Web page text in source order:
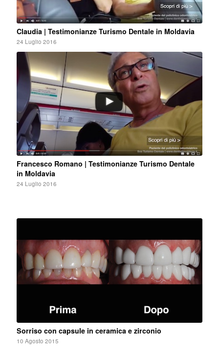
Claudia | Testimonianze Turismo Dentale in Moldavia
24 Luglio 2016
Francesco Romano | Testimonianze Turismo Dentale
in Moldavia
24 Luglio 2016
Sorriso con capsule in ceramica e zirconio
10 Agosto 2015